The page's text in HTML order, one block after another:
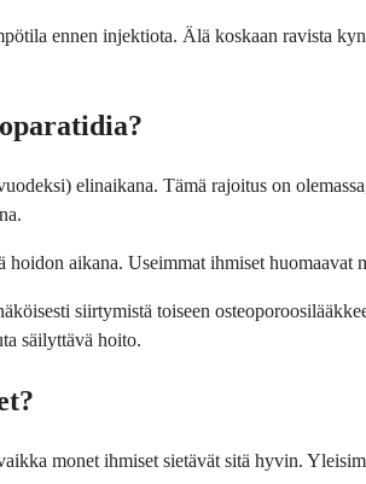
ennen injektiota. Älä koskaan ravista
elinaikana. Tämä rajoitus on
aikana. Useimmat ihmiset
siirtymistä toiseen
säilyttävä hoito.
monet ihmiset sietävät sitä hyvin.